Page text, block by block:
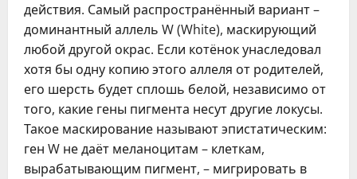
действия. Самый распространённый вариант –
доминантный аллель W (White), маскирующий
любой другой окрас. Если котёнок унаследовал
хотя бы одну копию этого аллеля от родителей,
его шерсть будет сплошь белой, независимо от
того, какие гены пигмента несут другие локусы.
Такое маскирование называют эпистатическим:
ген W не даёт меланоцитам – клеткам,
вырабатывающим пигмент, – мигрировать в